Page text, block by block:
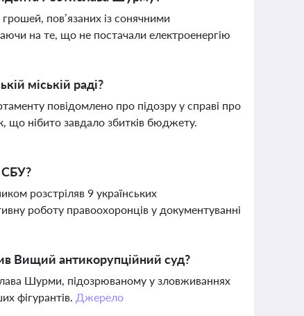
пов’язаних із сонячними
на те, що не постачали електроенергію
міській раді?
повідомлено про підозру у справі про
що нібито завдало збитків бюджету.
СБУ?
розстріляв 9 українських
роботу правоохоронців у документуванні
Вищий антикорупційний суд?
Шурми, підозрюваному у зловживаннях
фігурантів. Джерело